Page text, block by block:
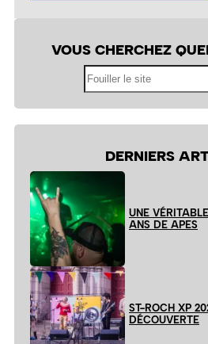
VOUS CHERCHEZ
DERNIERS
UNE
ANS DE APES
ST-ROCH XP
DÉCOUVERTE